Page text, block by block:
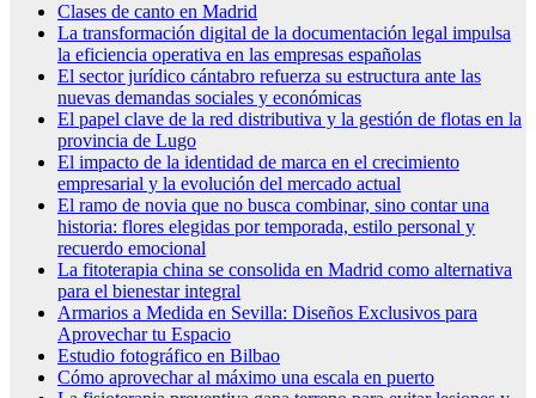
Clases de canto en Madrid
La transformación digital de la documentación legal impulsa
la eficiencia operativa en las empresas españolas
El sector jurídico cántabro refuerza su estructura ante las
nuevas demandas sociales y económicas
El papel clave de la red distributiva y la gestión de flotas en la
provincia de Lugo
El impacto de la identidad de marca en el crecimiento
empresarial y la evolución del mercado actual
El ramo de novia que no busca combinar, sino contar una
historia: flores elegidas por temporada, estilo personal y
recuerdo emocional
La fitoterapia china se consolida en Madrid como alternativa
para el bienestar integral
Armarios a Medida en Sevilla: Diseños Exclusivos para
Aprovechar tu Espacio
Estudio fotográfico en Bilbao
Cómo aprovechar al máximo una escala en puerto